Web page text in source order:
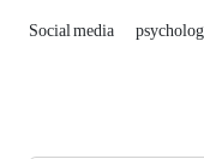
Social media